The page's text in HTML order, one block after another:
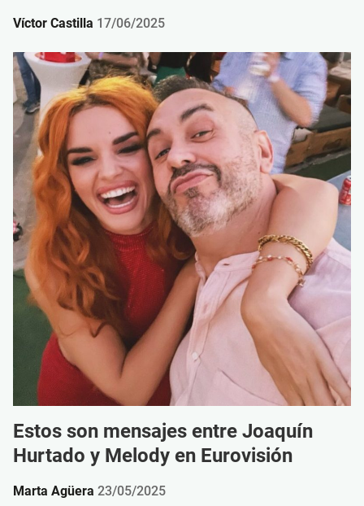
Víctor Castilla 17/06/2025
Estos son mensajes entre Joaquín
Hurtado y Melody en Eurovisión
Marta Agüera 23/05/2025